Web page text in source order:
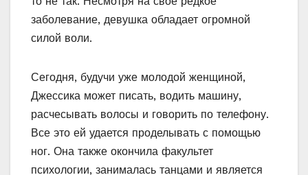
заболевание, девушка обладает огромной
силой воли.
Сегодня, будучи уже молодой женщиной,
Джессика может писать, водить машину,
расчесывать волосы и говорить по телефону.
Все это ей удается проделывать с помощью
ног. Она также окончила факультет
психологии, занималась танцами и является